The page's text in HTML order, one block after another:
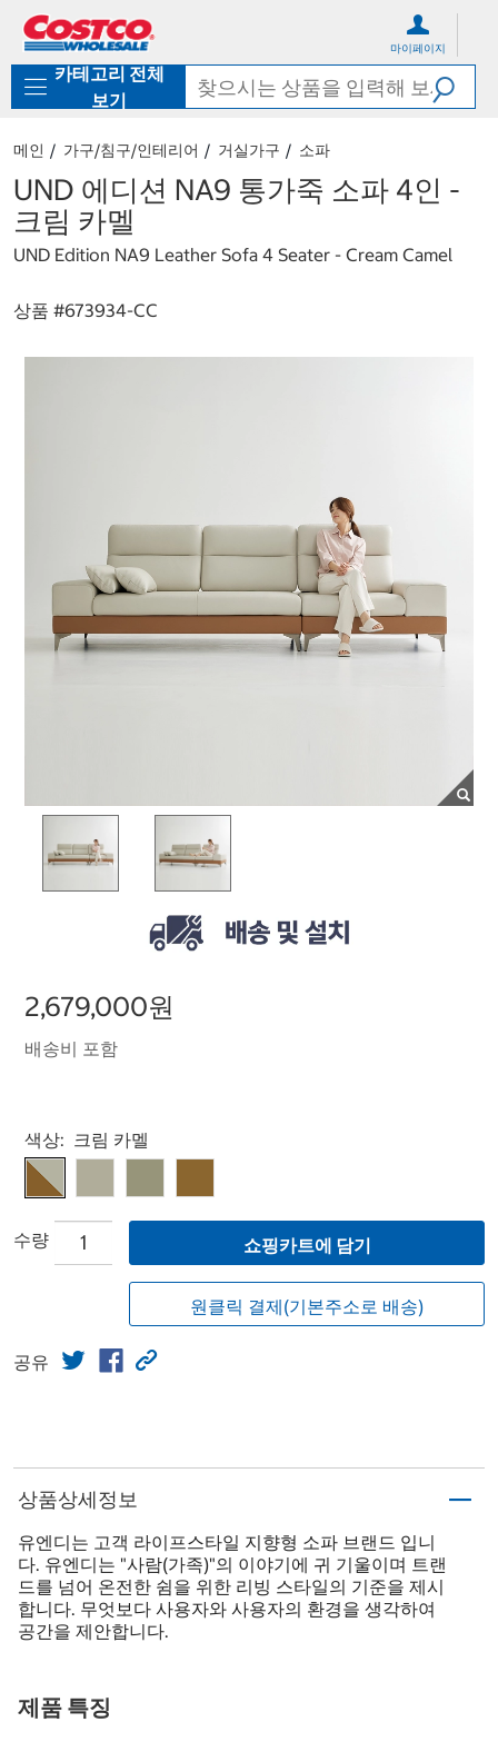
로
기
가
마이페이지
카테고리 전체
보기
메인 가구/침구/인테리어 거실가구 소파
UND 에디션 NA9 통가죽 소파 4인 -
크림 카멜
UND Edition NA9 Leather Sofa 4 Seater - Cream Camel
상품 #673934-CC
2,679,000원
배송비 포함
Select product
색상: 크림 카멜
수량 쇼핑카트에 담기
원클릭 결제(기본주소로 배송)
공유
상품상세정보
유엔디는 고객 라이프스타일 지향형 소파 브랜드 입니
다. 유엔디는 "사람(가족)"의 이야기에 귀 기울이며 트랜
드를 넘어 온전한 쉼을 위한 리빙 스타일의 기준을 제시
합니다. 무엇보다 사용자와 사용자의 환경을 생각하여
공간을 제안합니다.
제품 특징